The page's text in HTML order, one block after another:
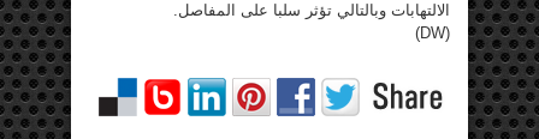
الالتهابات وبالتالي تؤثر سلبا على المفاصل.
(DW)